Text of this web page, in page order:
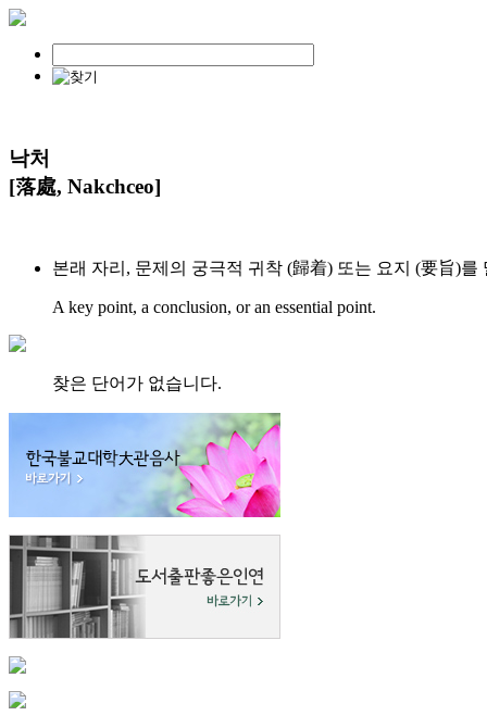
낙처
[落處, Nakchceo]
본래 자리, 문제의 궁극적 귀착 (歸着) 또는 요지 (要旨)를
A key point, a conclusion, or an essential point.
찾은 단어가 없습니다.